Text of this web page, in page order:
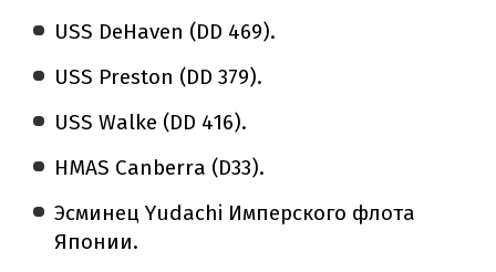
USS DeHaven (DD 469).
USS Preston (DD 379).
USS Walke (DD 416).
HMAS Canberra (D33).
Эсминец Yudachi Имперского флота
Японии.